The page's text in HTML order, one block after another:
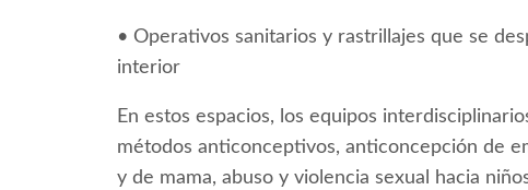
• Operativos sanitarios y rastrillajes que se
interior
En estos espacios, los equipos
métodos anticonceptivos, anticoncepción de
y de mama, abuso y violencia sexual hacia